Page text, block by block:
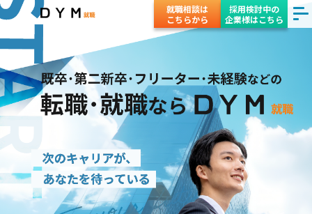
就職相談は
こちらから
採用検討中の
企業様はこちら